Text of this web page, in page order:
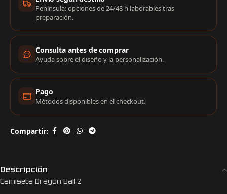
Península: opciones de 24/48 h laborables tras
preparación.
Consulta antes de comprar
Ayuda sobre el diseño y la personalización.
Pago
Métodos disponibles en el checkout.
Compartir:
Descripción
Camiseta Dragon Ball Z